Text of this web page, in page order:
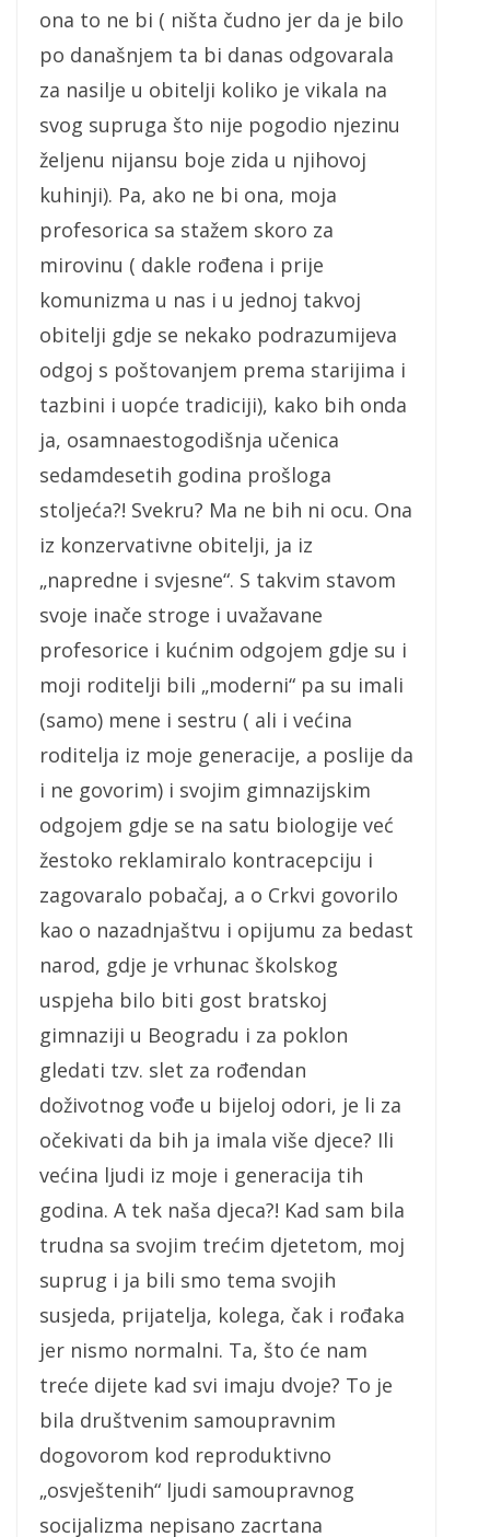
ona to ne bi ( ništa čudno jer da je bilo
po današnjem ta bi danas odgovarala
za nasilje u obitelji koliko je vikala na
svog supruga što nije pogodio njezinu
željenu nijansu boje zida u njihovoj
kuhinji). Pa, ako ne bi ona, moja
profesorica sa stažem skoro za
mirovinu ( dakle rođena i prije
komunizma u nas i u jednoj takvoj
obitelji gdje se nekako podrazumijeva
odgoj s poštovanjem prema starijima i
tazbini i uopće tradiciji), kako bih onda
ja, osamnaestogodišnja učenica
sedamdesetih godina prošloga
stoljeća?! Svekru? Ma ne bih ni ocu. Ona
iz konzervativne obitelji, ja iz
„napredne i svjesne“. S takvim stavom
svoje inače stroge i uvažavane
profesorice i kućnim odgojem gdje su i
moji roditelji bili „moderni“ pa su imali
(samo) mene i sestru ( ali i većina
roditelja iz moje generacije, a poslije da
i ne govorim) i svojim gimnazijskim
odgojem gdje se na satu biologije već
žestoko reklamiralo kontracepciju i
zagovaralo pobačaj, a o Crkvi govorilo
kao o nazadnjaštvu i opijumu za bedast
narod, gdje je vrhunac školskog
uspjeha bilo biti gost bratskoj
gimnaziji u Beogradu i za poklon
gledati tzv. slet za rođendan
doživotnog vođe u bijeloj odori, je li za
očekivati da bih ja imala više djece? Ili
većina ljudi iz moje i generacija tih
godina. A tek naša djeca?! Kad sam bila
trudna sa svojim trećim djetetom, moj
suprug i ja bili smo tema svojih
susjeda, prijatelja, kolega, čak i rođaka
jer nismo normalni. Ta, što će nam
treće dijete kad svi imaju dvoje? To je
bila društvenim samoupravnim
dogovorom kod reproduktivno
„osvještenih“ ljudi samoupravnog
socijalizma nepisano zacrtana